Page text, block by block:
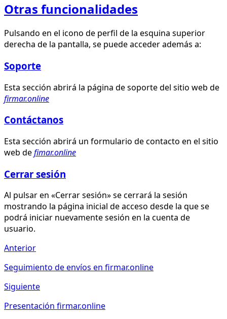
Otras funcionalidades
Pulsando en el icono de perfil de la esquina superior
derecha de la pantalla, se puede acceder además a:
Soporte
Esta sección abrirá la página de soporte del sitio web de
firmar.online
Contáctanos
Esta sección abrirá un formulario de contacto en el sitio
web defimar.online
Cerrar sesión
Al pulsar en «Cerrar sesión» se cerrará la sesión
mostrando la página inicial de acceso desde la que se
podrá iniciar nuevamente sesión en la cuenta de
usuario.
Anterior
Seguimiento de envíos en firmar.online
Siguiente
Presentación firmar.online